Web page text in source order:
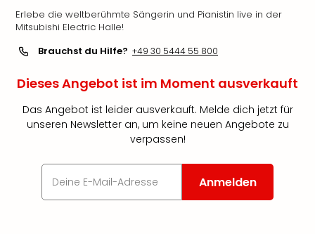
Erlebe die weltberühmte Sängerin und Pianistin live in der
Mitsubishi Electric Halle!
Brauchst du Hilfe? +49 30 5444 55 800
Dieses Angebot ist im Moment ausverkauft
Das Angebot ist leider ausverkauft. Melde dich jetzt für
unseren Newsletter an, um keine neuen Angebote zu
verpassen!
Anmelden